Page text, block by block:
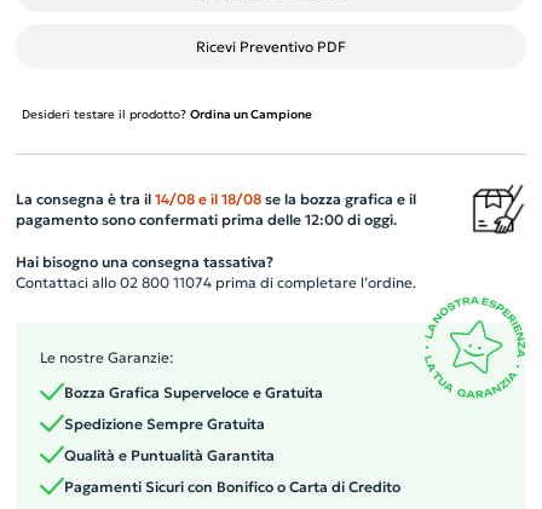
Ricevi Preventivo PDF
Desideri testare il prodotto? Ordina un Campione
La consegna è tra il 14/08 e il 18/08se la bozza grafica e il
pagamento sono confermati prima delle 12:00 di oggi.
Hai bisogno una consegna tassativa?
Contattaci allo 02 800 11074 prima di completare l’ordine.
Le nostre Garanzie:
Bozza Grafica Superveloce e Gratuita
Spedizione Sempre Gratuita
Qualità e Puntualità Garantita
Pagamenti Sicuri con Bonifico o Carta di Credito